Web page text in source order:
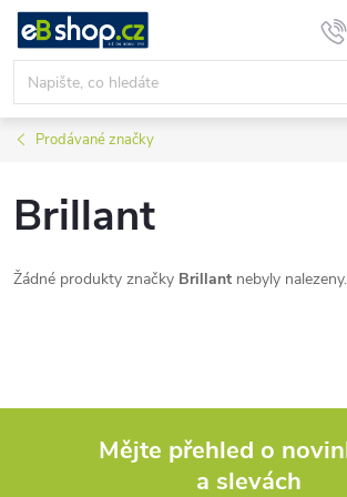
Přejít
obsah
Prodávané značky
Brillant
Žádné produkty značky Brillant nebyly
Mějte přehled o
a slevách